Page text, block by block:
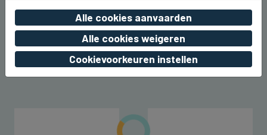
ICHTEGEM
U2.be op de planken bij Ceciliafeeste
in Ichtegem
vr 07 augustus 2026, 22:42
Alle cookies aanvaarden
Alle cookies weigeren
Cookievoorkeuren instellen